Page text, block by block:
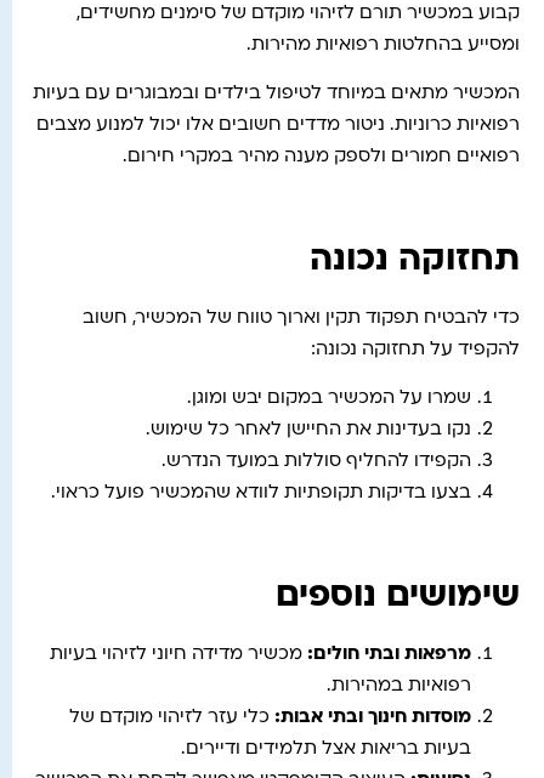
קבוע במכשיר תורם לזיהוי מוקדם של סימנים מחשידים,
ומסייע בהחלטות רפואיות מהירות.
המכשיר מתאים במיוחד לטיפול בילדים ובמבוגרים עם בעיות
רפואיות כרוניות. ניטור מדדים חשובים אלו יכול למנוע מצבים
רפואיים חמורים ולספק מענה מהיר במקרי חירום.
תחזוקה נכונה
כדי להבטיח תפקוד תקין וארוך טווח של המכשיר, חשוב
להקפיד על תחזוקה נכונה:
שמרו על המכשיר במקום יבש ומוגן.
נקו בעדינות את החיישן לאחר כל שימוש.
הקפידו להחליף סוללות במועד הנדרש.
בצעו בדיקות תקופתיות לוודא שהמכשיר פועל כראוי.
שימושים נוספים
מרפאות ובתי חולים: מכשיר מדידה חיוני לזיהוי בעיות
רפואיות במהירות.
מוסדות חינוך ובתי אבות: כלי עזר לזיהוי מוקדם של
בעיות בריאות אצל תלמידים ודיירים.